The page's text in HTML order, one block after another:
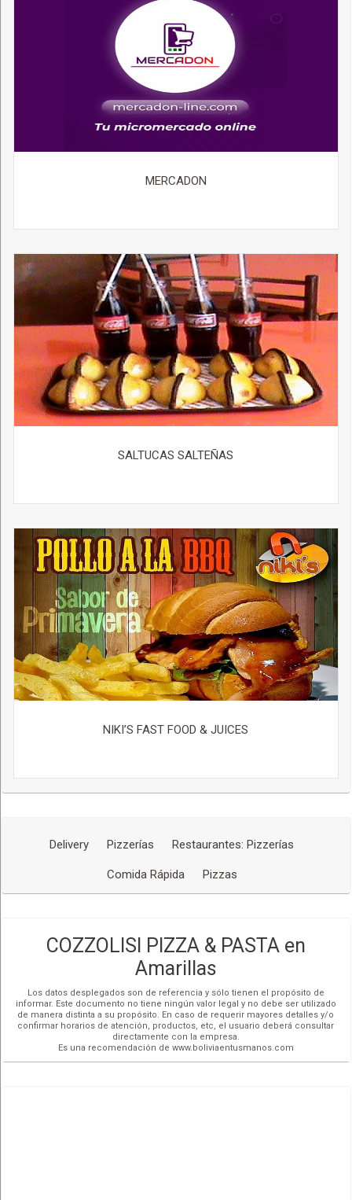
MERCADON
SALTUCAS SALTEÑAS
NIKI’S FAST FOOD & JUICES
Delivery Pizzerías Restaurantes: Pizzerías
Comida Rápida Pizzas
COZZOLISI PIZZA & PASTA en
Amarillas
Los datos desplegados son de referencia y sólo tienen el propósito de
informar. Este documento no tiene ningún valor legal y no debe ser utilizado
de manera distinta a su propósito. En caso de requerir mayores detalles y/o
confirmar horarios de atención, productos, etc, el usuario deberá consultar
directamente con la empresa.
Es una recomendación de www.boliviaentusmanos.com